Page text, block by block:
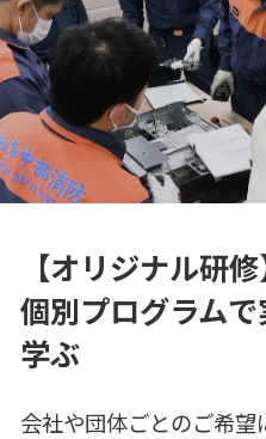
【オリジナル研修
個別プログラム
学ぶ
会社や団体ごとのご希